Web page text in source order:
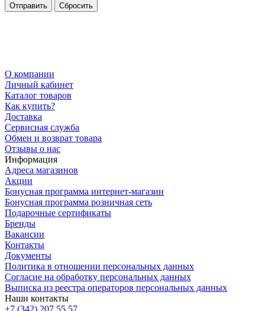
Сбросить
О компании
Личный кабинет
Каталог товаров
Как купить?
Доставка
Сервисная служба
Обмен и возврат товара
Отзывы о нас
Информация
Адреса магазинов
Акции
Бонусная программа интернет-магазин
Бонусная программа розничная сеть
Подарочные сертификаты
Бренды
Вакансии
Контакты
Документы
Политика в отношении персональных данных
Согласие на обработку персональных данных
Выписка из реестра операторов персональных данных
Наши контакты